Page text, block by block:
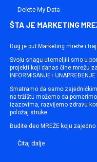
Delete My Data
ŠTA JE MARKETING
Dug je put Marketing mreže i
Svoju snagu utemeljili smo u
projekti koji danas čine mrežu za
INFORMISANJE i UNAPREĐENJE
Smatramo da samo
na tržištu možemo da
izazovima, razvijemo zdravu
položaj struke.
Budite deo MREŽE koju
Čitaj dalje